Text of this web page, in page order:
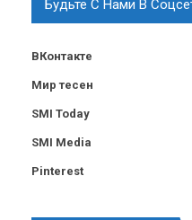
Будьте С Нами В
ВКонтакте
Мир тесен
SMI Today
SMI Media
Pinterest